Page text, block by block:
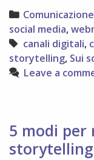
Categories
Comunicazione
social media,
Tags
canali digitali,
storytelling, Sui
Leave a
5 modi